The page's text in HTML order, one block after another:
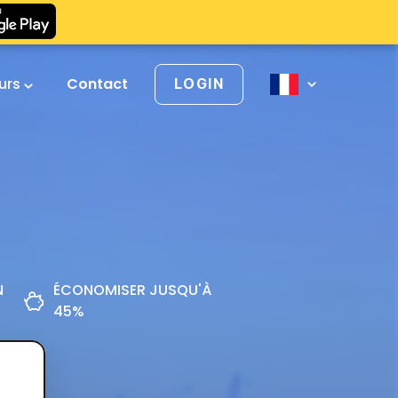
Contact LOGIN
ÉCONOMISER JUSQU'À
45%